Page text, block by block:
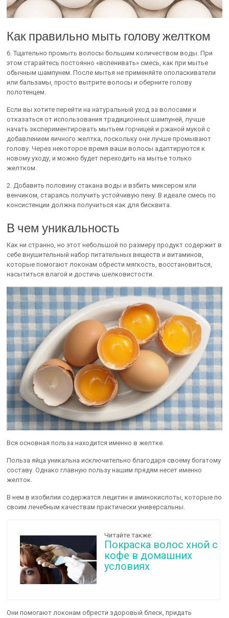
Как правильно мыть голову желтком
6. Тщательно промыть волосы большим количеством воды. При
этом старайтесь постоянно «вспенивать» смесь, как при мытье
обычным шампунем. После мытья не применяйте ополаскиватели
или бальзамы, просто вытрите волосы и оберните голову
полотенцем.
Если вы хотите перейти на натуральный уход за волосами и
отказаться от использования традиционных шампуней, лучше
начать экспериментировать мытьем горчицей и ржаной мукой с
добавлением яичного желтка, поскольку они лучше промывают
голову. Через некоторое время ваши волосы адаптируются к
новому уходу, и можно будет переходить на мытье только
желтком.
2. Добавить половину стакана воды и взбить миксером или
венчиком, стараясь получить устойчивую пену. В идеале смесь по
консистенции должна получиться как для бисквита.
В чем уникальность
Как ни странно, но этот небольшой по размеру продукт содержит в
себе внушительный набор питательных веществ и витаминов,
которые помогают локонам обрести мягкость, восстановиться,
насытиться влагой и достичь шелковистости.
Вся основная польза находится именно в желтке.
Польза яйца уникальна исключительно благодаря своему богатому
составу. Однако главную пользу нашим прядям несет именно
желток.
В нем в изобилии содержатся лецитин и аминокислоты, которые по
своим лечебным качествам практически универсальны.
Читайте также:
Покраска волос хной с
кофе в домашних
условиях
Они помогают локонам обрести здоровый блеск, придать